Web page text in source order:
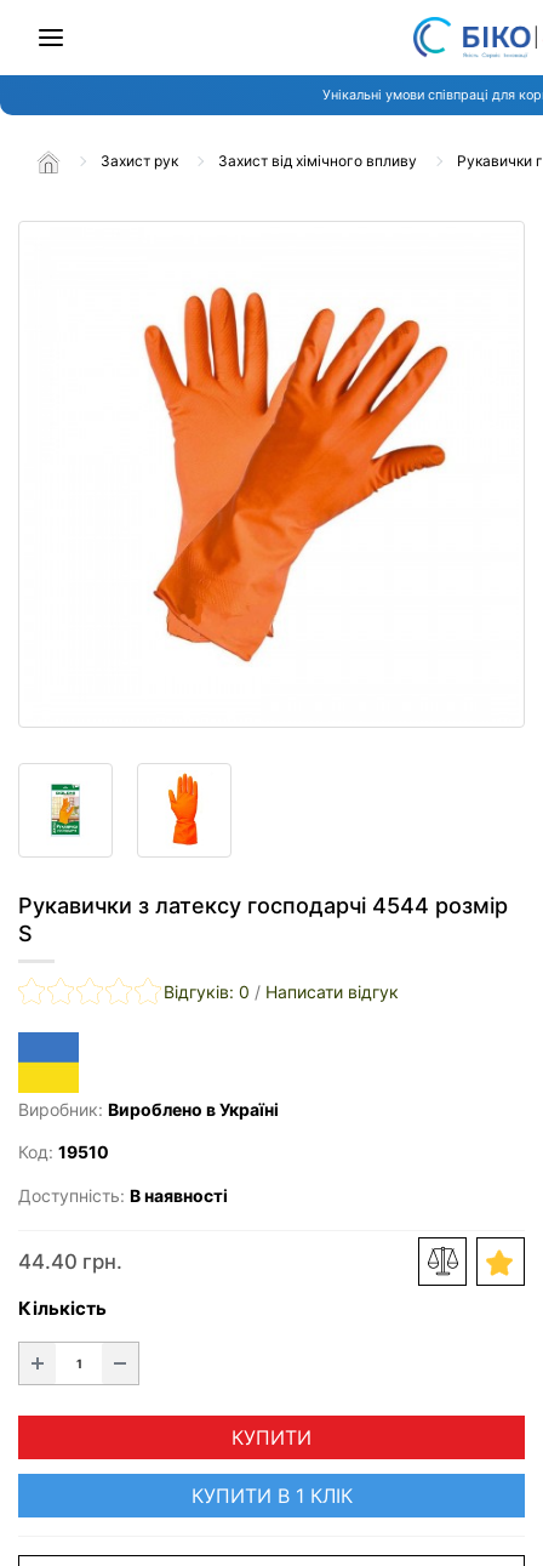
Унікальні умови співпраці для
Захист рук Захист від хімічного впливу Рукавички
Рукавички з латексу господарчі 4544 розмір
S
Відгуків: 0 / Написати відгук
Виробник: Вироблено в Україні
Код: 19510
Доступність: В наявності
44.40 грн.
Кількість
КУПИТИ
КУПИТИ В 1 КЛІК